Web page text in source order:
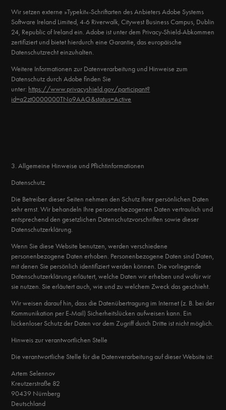
Wir setzen externe »Typekit«-Schriftarten des Anbieters Adobe Systems
Software Ireland Limited, 4-6 Riverwalk, Citywest Business Campus, Dublin
24, Republic of Ireland ein. Adobe ist unter dem Privacy-Shield-Abkommen
zertifiziert und bietet hierdurch eine Garantie, das europäische
Datenschutzrecht einzuhalten.
Weitere Informationen zur Datenverarbeitung und Hinweise zum
Datenschutz durch Adobe finden Sie
unter: https://www.privacyshield.gov/participant?
id=a2zt0000000TNo9AAG&status=Active
3. Allgemeine Hinweise und Pflicht­informationen
Datenschutz
Die Betreiber dieser Seiten nehmen den Schutz Ihrer persönlichen Daten
sehr ernst. Wir behandeln Ihre personenbezogenen Daten vertraulich und
entsprechend den gesetzlichen Datenschutzvorschriften sowie dieser
Datenschutzerklärung.
Wenn Sie diese Website benutzen, werden verschiedene
personenbezogene Daten erhoben. Personenbezogene Daten sind Daten,
mit denen Sie persönlich identifiziert werden können. Die vorliegende
Datenschutzerklärung erläutert, welche Daten wir erheben und wofür wir
sie nutzen. Sie erläutert auch, wie und zu welchem Zweck das geschieht.
Wir weisen darauf hin, dass die Datenübertragung im Internet (z. B. bei der
Kommunikation per E-Mail) Sicherheitslücken aufweisen kann. Ein
lückenloser Schutz der Daten vor dem Zugriff durch Dritte ist nicht möglich.
Hinweis zur verantwortlichen Stelle
Die verantwortliche Stelle für die Datenverarbeitung auf dieser Website ist:
Artem Selennov
Kreutzerstraße 82
90439 Nürnberg
Deutschland